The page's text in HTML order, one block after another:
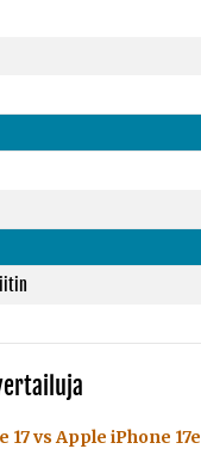
17 vs Apple iPhone 17e